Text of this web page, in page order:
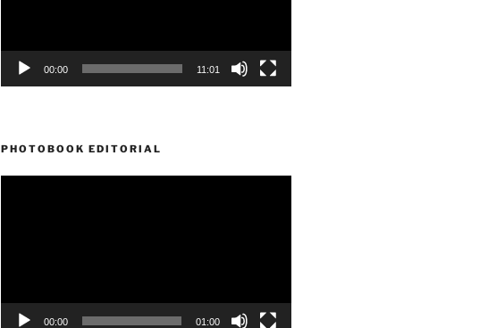
00:00 11:01
PHOTOBOOK EDITORIAL
00:00 01:00